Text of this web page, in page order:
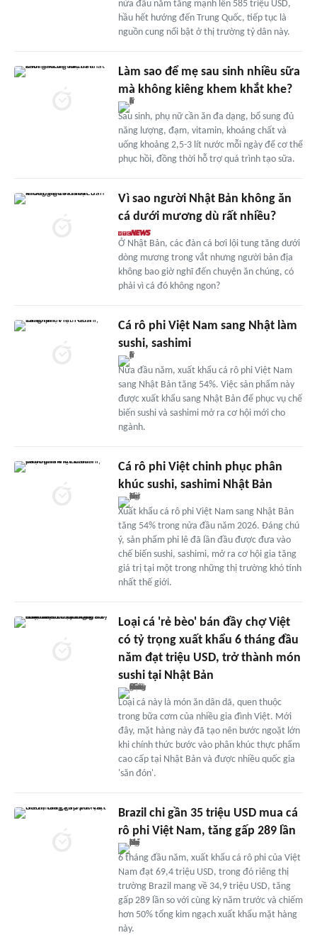
nửa đầu năm tăng mạnh lên 585 triệu USD,
hầu hết hướng đến Trung Quốc, tiếp tục là
nguồn cung nổi bật ở thị trường tỷ dân này.
Làm sao để mẹ sau sinh nhiều sữa
mà không kiêng khem khắt khe?
Sau sinh, phụ nữ cần ăn đa dạng, bổ sung đủ
năng lượng, đạm, vitamin, khoáng chất và
uống khoảng 2,5-3 lít nước mỗi ngày để cơ thể
phục hồi, đồng thời hỗ trợ quá trình tạo sữa.
Vì sao người Nhật Bản không ăn
cá dưới mương dù rất nhiều?
Ở Nhật Bản, các đàn cá bơi lội tung tăng dưới
dòng mương trong vắt nhưng người bản địa
không bao giờ nghĩ đến chuyện ăn chúng, có
phải vì cá đó không ngon?
Cá rô phi Việt Nam sang Nhật làm
sushi, sashimi
Nửa đầu năm, xuất khẩu cá rô phi Việt Nam
sang Nhật Bản tăng 54%. Việc sản phẩm này
được xuất khẩu sang Nhật Bản để phục vụ chế
biến sushi và sashimi mở ra cơ hội mới cho
ngành.
Cá rô phi Việt chinh phục phân
khúc sushi, sashimi Nhật Bản
Xuất khẩu cá rô phi Việt Nam sang Nhật Bản
tăng 54% trong nửa đầu năm 2026. Đáng chú
ý, sản phẩm phi lê đã lần đầu được đưa vào
chế biến sushi, sashimi, mở ra cơ hội gia tăng
giá trị tại một trong những thị trường khó tính
nhất thế giới.
Loại cá 'rẻ bèo' bán đầy chợ Việt
có tỷ trọng xuất khẩu 6 tháng đầu
năm đạt triệu USD, trở thành món
sushi tại Nhật Bản
Loại cá này là món ăn dân dã, quen thuộc
trong bữa cơm của nhiều gia đình Việt. Mới
đây, mặt hàng này đã tạo nên bước ngoặt lớn
khi chính thức bước vào phân khúc thực phẩm
cao cấp tại Nhật Bản và được nhiều quốc gia
'săn đón'.
Brazil chi gần 35 triệu USD mua cá
rô phi Việt Nam, tăng gấp 289 lần
6 tháng đầu năm, xuất khẩu cá rô phi của Việt
Nam đạt 69,4 triệu USD, trong đó riêng thị
trường Brazil mang về 34,9 triệu USD, tăng
gấp 289 lần so với cùng kỳ năm trước và chiếm
hơn 50% tổng kim ngạch xuất khẩu mặt hàng
này.